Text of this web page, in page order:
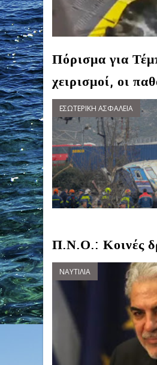
Πόρισμα για
χειρισμοί, οι
ΕΣΩΤΕΡΙΚΗ ΑΣΦΑΛΕΙΑ
Π.Ν.Ο.: Κοινές
ΝΑΥΤΙΛΙΑ